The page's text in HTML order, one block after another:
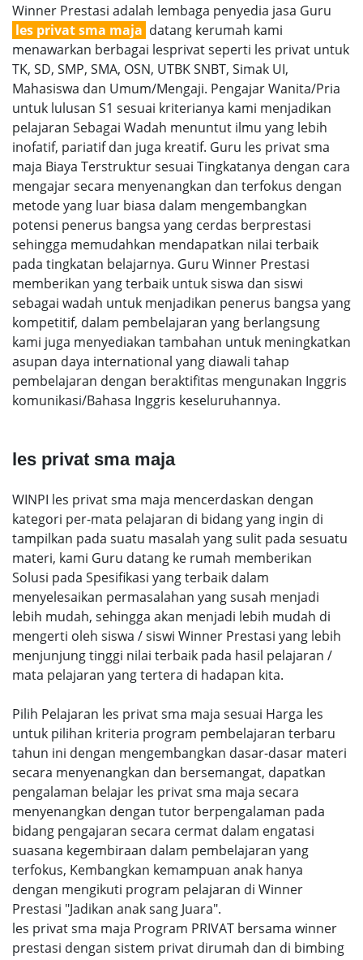
Winner Prestasi adalah lembaga penyedia jasa Guru
les privat sma maja datang kerumah kami
menawarkan berbagai lesprivat seperti les privat untuk
TK, SD, SMP, SMA, OSN, UTBK SNBT, Simak UI,
Mahasiswa dan Umum/Mengaji. Pengajar Wanita/Pria
untuk lulusan S1 sesuai kriterianya kami menjadikan
pelajaran Sebagai Wadah menuntut ilmu yang lebih
inofatif, pariatif dan juga kreatif. Guru les privat sma
maja Biaya Terstruktur sesuai Tingkatanya dengan cara
mengajar secara menyenangkan dan terfokus dengan
metode yang luar biasa dalam mengembangkan
potensi penerus bangsa yang cerdas berprestasi
sehingga memudahkan mendapatkan nilai terbaik
pada tingkatan belajarnya. Guru Winner Prestasi
memberikan yang terbaik untuk siswa dan siswi
sebagai wadah untuk menjadikan penerus bangsa yang
kompetitif, dalam pembelajaran yang berlangsung
kami juga menyediakan tambahan untuk meningkatkan
asupan daya international yang diawali tahap
pembelajaran dengan beraktifitas mengunakan Inggris
komunikasi/Bahasa Inggris keseluruhannya.
les privat sma maja
WINPI les privat sma maja mencerdaskan dengan
kategori per-mata pelajaran di bidang yang ingin di
tampilkan pada suatu masalah yang sulit pada sesuatu
materi, kami Guru datang ke rumah memberikan
Solusi pada Spesifikasi yang terbaik dalam
menyelesaikan permasalahan yang susah menjadi
lebih mudah, sehingga akan menjadi lebih mudah di
mengerti oleh siswa / siswi Winner Prestasi yang lebih
menjunjung tinggi nilai terbaik pada hasil pelajaran /
mata pelajaran yang tertera di hadapan kita.
Pilih Pelajaran les privat sma maja sesuai Harga les
untuk pilihan kriteria program pembelajaran terbaru
tahun ini dengan mengembangkan dasar-dasar materi
secara menyenangkan dan bersemangat, dapatkan
pengalaman belajar les privat sma maja secara
menyenangkan dengan tutor berpengalaman pada
bidang pengajaran secara cermat dalam engatasi
suasana kegembiraan dalam pembelajaran yang
terfokus, Kembangkan kemampuan anak hanya
dengan mengikuti program pelajaran di Winner
Prestasi "Jadikan anak sang Juara".
les privat sma maja Program PRIVAT bersama winner
prestasi dengan sistem privat dirumah dan di bimbing